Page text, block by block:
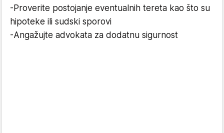
-Proverite postojanje eventualnih tereta kao što su
hipoteke ili sudski sporovi
-Angažujte advokata za dodatnu sigurnost